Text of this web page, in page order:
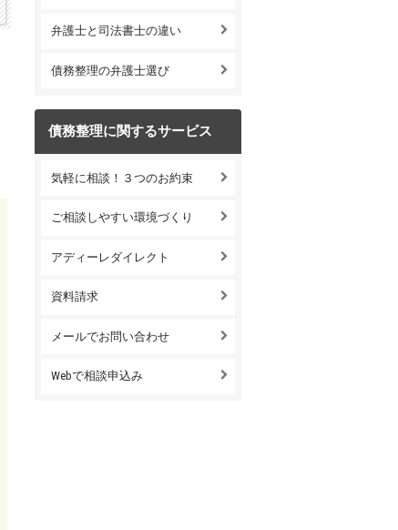
弁護士と司法書士の違い
債務整理の弁護士選び
債務整理に関するサービス
気軽に相談！３つのお約束
ご相談しやすい環境づくり
アディーレダイレクト
資料請求
メールでお問い合わせ
Webで相談申込み